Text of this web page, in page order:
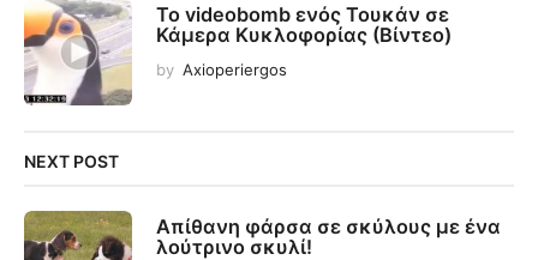
Το videobomb ενός Τουκάν σε
Κάμερα Κυκλοφορίας (Βίντεο)
by Axioperiergos
NEXT POST
Απίθανη φάρσα σε σκύλους με ένα
λούτρινο σκυλί!